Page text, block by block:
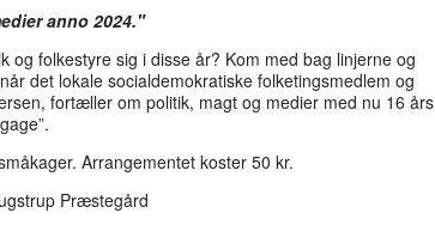
anno 2024."
og folkestyre sig i disse år? Kom med bag linjerne og
det lokale socialdemokratiske folketingsmedlem og
fortæller om politik, magt og medier med nu 16 års
Arrangementet koster 50 kr.
Præstegård